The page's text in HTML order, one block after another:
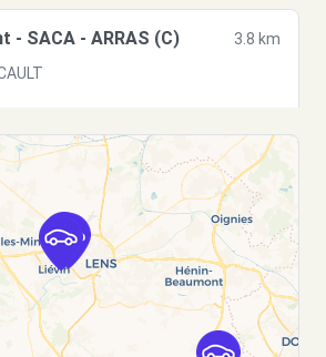
- SACA - ARRAS (C)
3.8 km
- ETABLISSEMENTS
(C)
14.7
km
DE LA BARRE